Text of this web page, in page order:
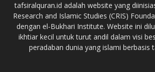
tafsiralquran.id adalah website yang
Research and Islamic Studies (CRIS)
dengan el-Bukhari Institute. Website ini
ikhtiar kecil untuk turut andil dalam visi
peradaban dunia yang islami berbasis